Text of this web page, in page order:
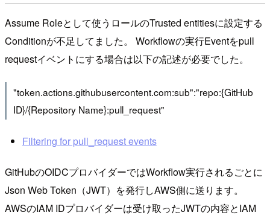
Assume Roleとして使うロールのTrusted entitiesに設定する
Conditionが不足してました。 Workflowの実行Eventをpull
requestイベントにする場合は以下の記述が必要でした。
"token.actions.githubusercontent.com:sub":"repo:{GitHub
ID}/{Repository Name}:pull_request"
Filtering for pull_request events
GitHubのOIDCプロバイダーではWorkflow実行されるごとに
Json Web Token（JWT）を発行しAWS側に送ります。
AWSのIAM IDプロバイダーは受け取ったJWTの内容とIAM